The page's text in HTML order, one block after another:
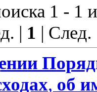
1 - 1
| 1 |
, об